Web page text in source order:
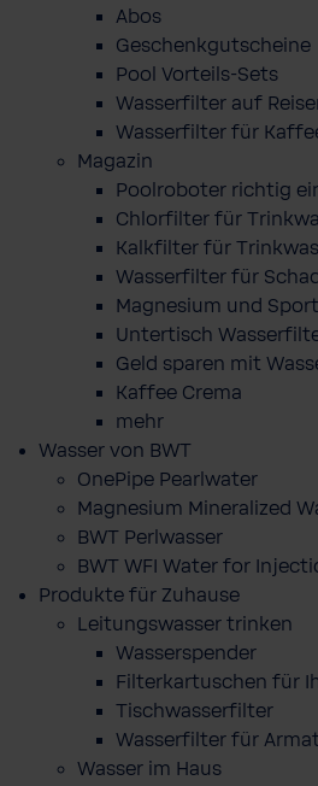
Abos
Geschenkgutscheine
Pool Vorteils-Sets
Wasserfilter auf
Wasserfilter für
Magazin
Poolroboter richtig
Chlorfilter für
Kalkfilter für
Wasserfilter für
Magnesium und Sport
Untertisch
Geld sparen mit
Kaffee Crema
mehr
Wasser von BWT
OnePipe Pearlwater
Magnesium Mineralized
BWT Perlwasser
BWT WFI Water for
Produkte für Zuhause
Leitungswasser trinken
Wasserspender
Filterkartuschen für
Tischwasserfilter
Wasserfilter für
Wasser im Haus